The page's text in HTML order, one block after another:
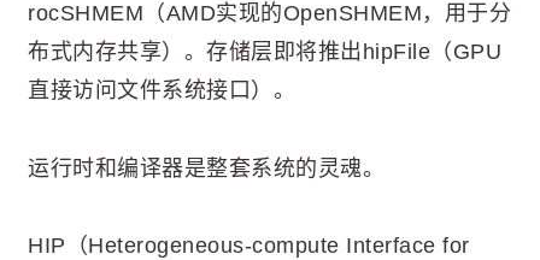
rocSHMEM（AMD实现的OpenSHMEM，用于分
布式内存共享）。存储层即将推出hipFile（GPU
直接访问文件系统接口）。
运行时和编译器是整套系统的灵魂。
HIP（Heterogeneous-compute Interface for